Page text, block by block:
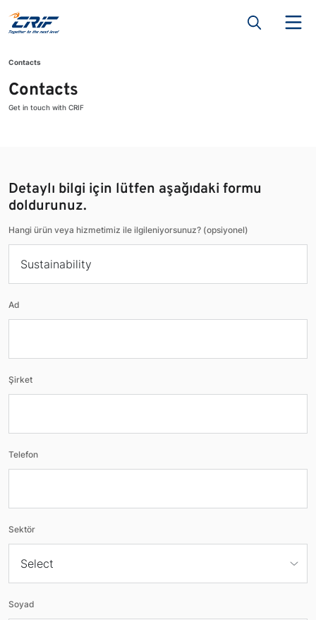
Contacts
Contacts
Get in touch with CRIF
Detaylı bilgi için lütfen aşağıdaki formu
doldurunuz.
Hangi ürün veya hizmetimiz ile ilgileniyorsunuz? (opsiyonel)
Ad
Şirket
Telefon
Sektör
Soyad